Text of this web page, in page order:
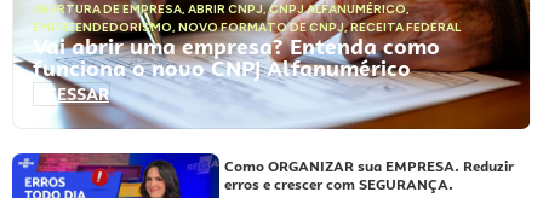
ABERTURA DE EMPRESA, ABRIR CNPJ,CNPJ ALFANUMÉRICO,
EMPREENDEDORISMO, NOVO FORMATO DE CNPJ,RECEITA FEDERAL
Vai abrir uma empresa? Entenda como
funciona o novo CNPJ Alfanumérico
ACESSAR
Como ORGANIZAR sua EMPRESA. Reduzir
erros e crescer com SEGURANÇA.